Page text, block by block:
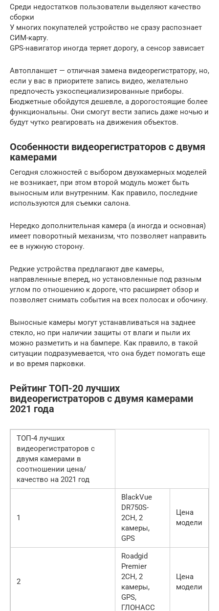
Среди недостатков пользователи выделяют качество
сборки
У многих покупателей устройство не сразу распознает
СИМ-карту.
GPS-навигатор иногда теряет дорогу, а сенсор зависает
Автопланшет — отличная замена видеорегистратору, но,
если у вас в приоритете запись видео, желательно
предпочесть узкоспециализированные приборы.
Бюджетные обойдутся дешевле, а дорогостоящие более
функциональны. Они смогут вести запись даже ночью и
будут чутко реагировать на движения объектов.
Особенности видеорегистраторов с двумя
камерами
Сегодня сложностей с выбором двухкамерных моделей
не возникает, при этом второй модуль может быть
выносным или внутренним. Как правило, последние
используются для съемки салона.
Нередко дополнительная камера (а иногда и основная)
имеет поворотный механизм, что позволяет направить
ее в нужную сторону.
Редкие устройства предлагают две камеры,
направленные вперед, но установленные под разным
углом по отношению к дороге, что расширяет обзор и
позволяет снимать события на всех полосах и обочину.
Выносные камеры могут устанавливаться на заднее
стекло, но при наличии защиты от влаги и пыли их
можно разметить и на бампере. Как правило, в такой
ситуации подразумевается, что она будет помогать еще
и во время парковки.
Рейтинг ТОП-20 лучших
видеорегистраторов с двумя камерами
2021 года
ТОП-4 лучших
видеорегистраторов с
двумя камерами в
соотношении цена/
качество на 2021 год
1
BlackVue
DR750S-
2CH, 2
камеры,
GPS
Цена
модели
2
Roadgid
Premier
2CH, 2
камеры,
GPS,
ГЛОНАСС
Цена
модели